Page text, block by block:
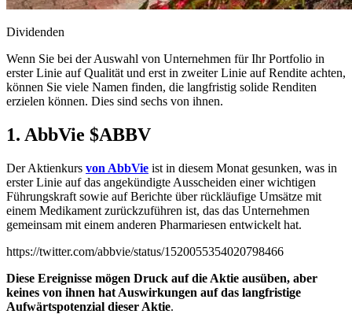
Dividenden
Wenn Sie bei der Auswahl von Unternehmen für Ihr Portfolio in
erster Linie auf Qualität und erst in zweiter Linie auf Rendite achten,
können Sie viele Namen finden, die langfristig solide Renditen
erzielen können. Dies sind sechs von ihnen.
1. AbbVie $ABBV
Der Aktienkurs von AbbVie ist in diesem Monat gesunken, was in
erster Linie auf das angekündigte Ausscheiden einer wichtigen
Führungskraft sowie auf Berichte über rückläufige Umsätze mit
einem Medikament zurückzuführen ist, das das Unternehmen
gemeinsam mit einem anderen Pharmariesen entwickelt hat.
https://twitter.com/abbvie/status/1520055354020798466
Diese Ereignisse mögen Druck auf die Aktie ausüben, aber
keines von ihnen hat Auswirkungen auf das langfristige
Aufwärtspotenzial dieser Aktie.